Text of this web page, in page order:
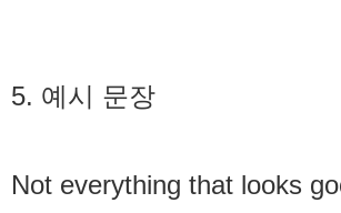
5. 예시 문장
Not everything that looks